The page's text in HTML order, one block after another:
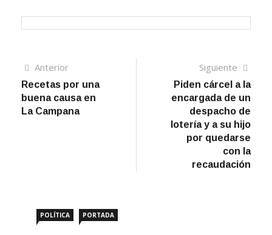
Navegación
de
entradas
AnteriorArtículo
anterior
Recetas por una
buena causa en
La Campana
Siguiente
Piden cárcel a la
encargada de un
despacho de
lotería y a su hijo
por quedarse
con la
recaudación
POLÍTICA PORTADA